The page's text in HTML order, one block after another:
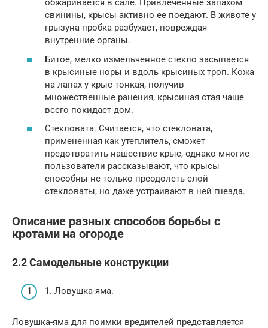
обжаривается в сале. Привлеченные запахом
свинины, крысы активно ее поедают. В животе у
грызуна пробка разбухает, повреждая
внутренние органы.
Битое, мелко измельченное стекло засыпается
в крысиные норы и вдоль крысиных троп. Кожа
на лапах у крыс тонкая, получив
множественные ранения, крысиная стая чаще
всего покидает дом.
Стекловата. Считается, что стекловата,
примененная как утеплитель, сможет
предотвратить нашествие крыс, однако многие
пользователи рассказывают, что крысы
способны не только преодолеть слой
стекловаты, но даже устраивают в ней гнезда.
Описание разных способов борьбы с
кротами на огороде
2.2 Самодельные конструкции
1. Ловушка-яма.
Ловушка-яма для поимки вредителей представляется